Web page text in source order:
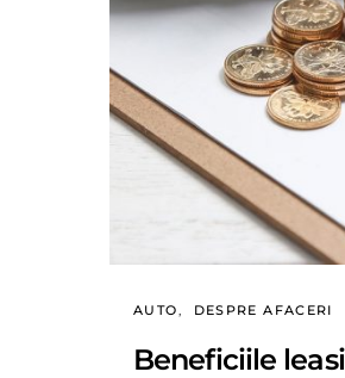
AUTO DESPRE AFACERI
Beneficiile